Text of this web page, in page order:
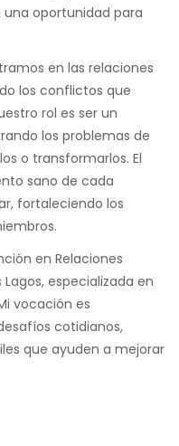
oportunidad para
en las relaciones
los conflictos que
rol es ser un
los problemas de
o transformarlos. El
sano de cada
fortaleciendo los
en Relaciones
especializada en
vocación es
cotidianos,
que ayuden a mejorar